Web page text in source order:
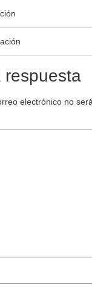
respuesta
electrónico no